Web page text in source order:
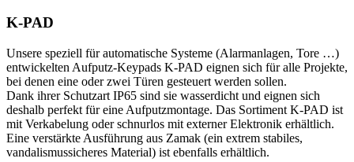
K-PAD
Unsere speziell für automatische Systeme (Alarmanlagen, Tore …)
entwickelten Aufputz-Keypads K-PAD eignen sich für alle Projekte,
bei denen eine oder zwei Türen gesteuert werden sollen.
Dank ihrer Schutzart IP65 sind sie wasserdicht und eignen sich
deshalb perfekt für eine Aufputzmontage. Das Sortiment K-PAD ist
mit Verkabelung oder schnurlos mit externer Elektronik erhältlich.
Eine verstärkte Ausführung aus Zamak (ein extrem stabiles,
vandalismussicheres Material) ist ebenfalls erhältlich.